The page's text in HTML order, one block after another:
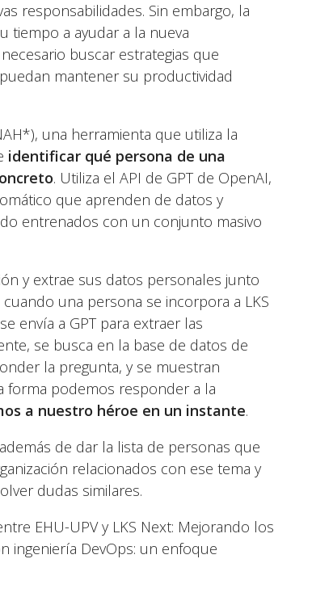
responsabilidades. Sin embargo, la
tiempo a ayudar a la nueva
buscar estrategias que
mantener su productividad
una herramienta que utiliza la
identificar qué persona de una
. Utiliza el API de GPT de OpenAI,
que aprenden de datos y
entrenados con un conjunto masivo
y extrae sus datos personales junto
una persona se incorpora a LKS
envía a GPT para extraer las
se busca en la base de datos de
la pregunta, y se muestran
forma podemos responder a la
a nuestro héroe en un instante.
de dar la lista de personas que
relacionados con ese tema y
dudas similares.
EHU-UPV y LKS Next: Mejorando los
ingeniería DevOps: un enfoque